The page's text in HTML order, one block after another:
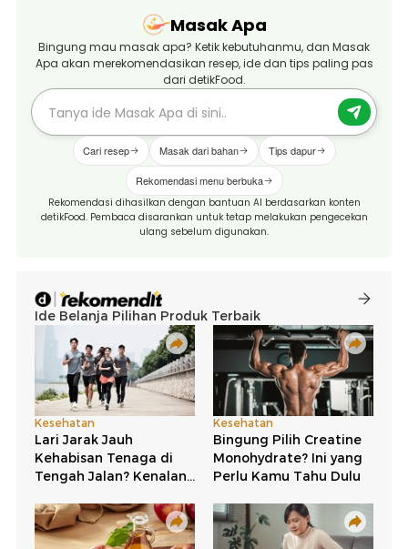
Masak Apa
Bingung mau masak apa? Ketik kebutuhanmu, dan Masak
Apa akan merekomendasikan resep, ide dan tips paling pas
dari detikFood.
Cari resep Masak dari bahan Tips dapur
Rekomendasi menu berbuka
Rekomendasi dihasilkan dengan bantuan AI berdasarkan konten
detikFood. Pembaca disarankan untuk tetap melakukan pengecekan
ulang sebelum digunakan.